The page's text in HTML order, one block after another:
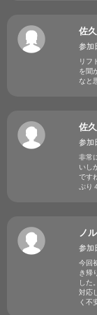
佐
参加
リフ
を聞
なと
佐
参加
非常
いし
です
ぷり
ノ
参加
今回
き帰
した
対応
く不